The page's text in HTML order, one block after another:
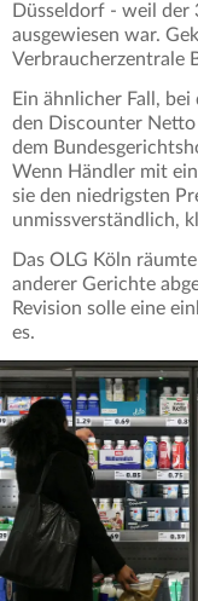
Düsseldorf - weil der
ausgewiesen war.
Verbraucherzentrale
Ein ähnlicher Fall,
den Discounter
dem
Wenn Händler mit
sie den niedrigsten
unmissverständlich,
Das OLG Köln
anderer Gerichte
Revision solle eine
es.